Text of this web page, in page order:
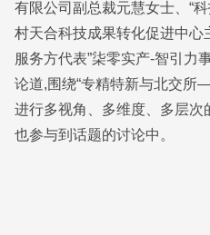
有限公司副总裁元慧女士、“
村天合科技成果转化促进中心
服务方代表”柒零实产-智引力
论道,围绕“专精特新与北交所
进行多视角、多维度、多层
也参与到话题的讨论中。